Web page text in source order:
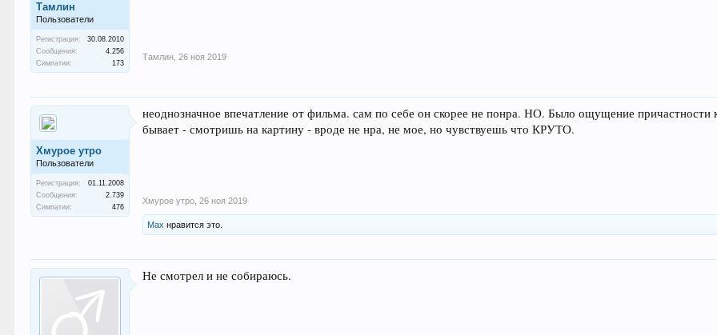
Тамлин
Пользователи
Регистрация:
30.08.2010
Сообщения:
4.256
Симпатии:
173
Тамлин 26 ноя 2019
Хмурое утро
Пользователи
Регистрация:
01.11.2008
Сообщения:
2.739
Симпатии:
476
неоднозначное впечатление от фильма. сам по себе он скорее не понра. НО. Было ощущение
бывает - смотришь на картину - вроде не нра, не мое, но чувствуешь что КРУТО.
Хмурое утро 26 ноя 2019
Max нравится это.
Не смотрел и не собираюсь.